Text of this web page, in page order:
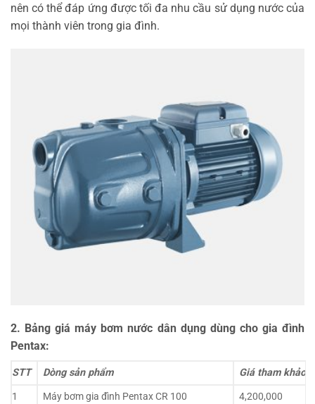
nên có thể đáp ứng được tối đa nhu cầu sử dụng nước của
mọi thành viên trong gia đình.
2. Bảng giá máy bơm nước dân dụng dùng cho gia đình
Pentax:
STT Dòng sản phẩm
Giá tham khảo(
1
Máy bơm gia đình Pentax CR 100
4,200,000